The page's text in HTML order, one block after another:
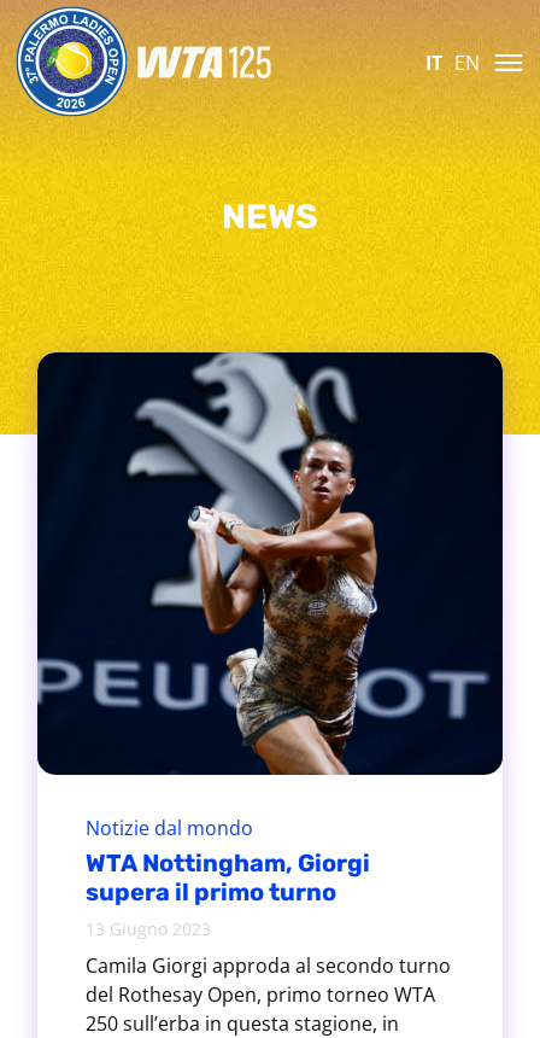
IT EN
NEWS
Notizie dal mondo
WTA Nottingham, Giorgi
supera il primo turno
13 Giugno 2023
Camila Giorgi approda al secondo turno
del Rothesay Open, primo torneo WTA
250 sull’erba in questa stagione, in